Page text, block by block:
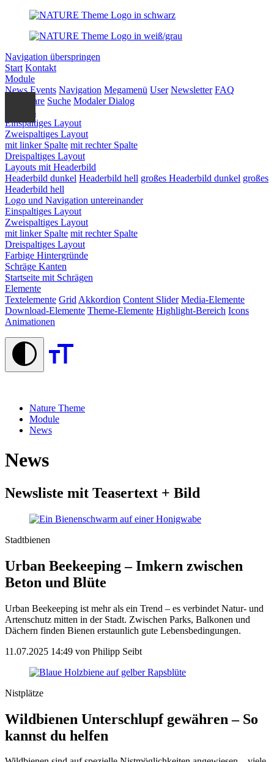
Navigation überspringen
Start Kontakt
Module
News Events Navigation Megamenü User Newsletter FAQ
Formulare Suche Modaler Dialog
Layouts
Einspaltiges Layout
Zweispaltiges Layout
mit linker Spalte mit rechter Spalte
Dreispaltiges Layout
Layouts mit Headerbild
Headerbild dunkel Headerbild hell großes Headerbild dunkel großes
Headerbild hell
Logo und Navigation untereinander
Einspaltiges Layout
Zweispaltiges Layout
mit linker Spalte mit rechter Spalte
Dreispaltiges Layout
Farbige Hintergründe
Schräge Kanten
Startseite mit Schrägen
Elemente
Textelemente Grid Akkordion Content Slider Media-Elemente
Download-Elemente Theme-Elemente Highlight-Bereich Icons
Animationen
Nature Theme
Module
News
News
Newsliste mit Teasertext + Bild
Stadtbienen
Urban Beekeeping – Imkern zwischen
Beton und Blüte
Urban Beekeeping ist mehr als ein Trend – es verbindet Natur- und
Artenschutz mitten in der Stadt. Zwischen Parks, Balkonen und
Dächern finden Bienen erstaunlich gute Lebensbedingungen.
11.07.2025 14:49 von Philipp Seibt
Nistplätze
Wildbienen Unterschlupf gewähren – So
kannst du helfen